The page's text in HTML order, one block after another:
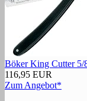
Böker King Cutter 5/
116,95 EUR
Zum Angebot*